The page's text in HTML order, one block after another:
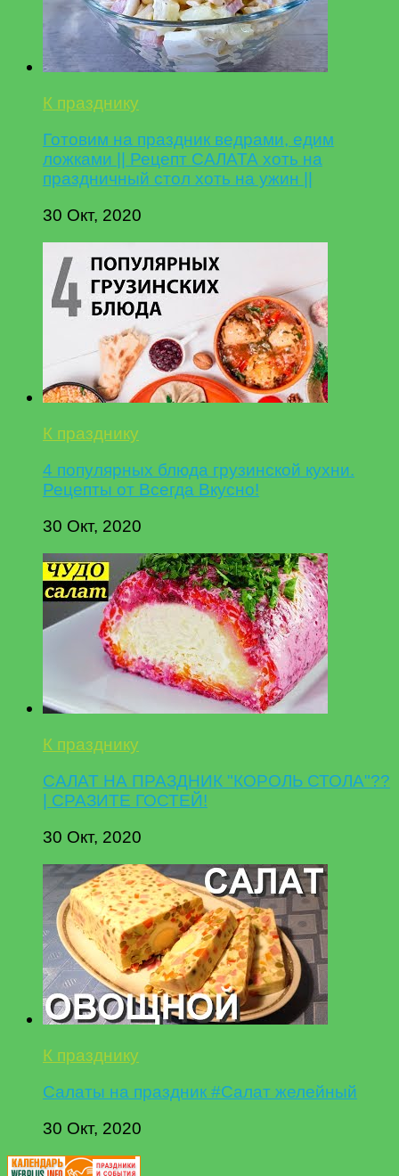
К празднику
Готовим на праздник ведрами, едим
ложками || Рецепт САЛАТА хоть на
праздничный стол хоть на ужин ||
30 Окт, 2020
К празднику
4 популярных блюда грузинской кухни.
Рецепты от Всегда Вкусно!
30 Окт, 2020
К празднику
САЛАТ НА ПРАЗДНИК "КОРОЛЬ СТОЛА"??
| СРАЗИТЕ ГОСТЕЙ!
30 Окт, 2020
К празднику
Салаты на праздник #Салат желейный
30 Окт, 2020